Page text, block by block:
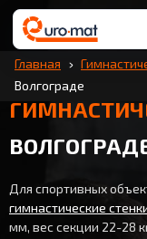
Главная
Волгограде
Для спортивных
гимнастические
мм, вес секции 22-28